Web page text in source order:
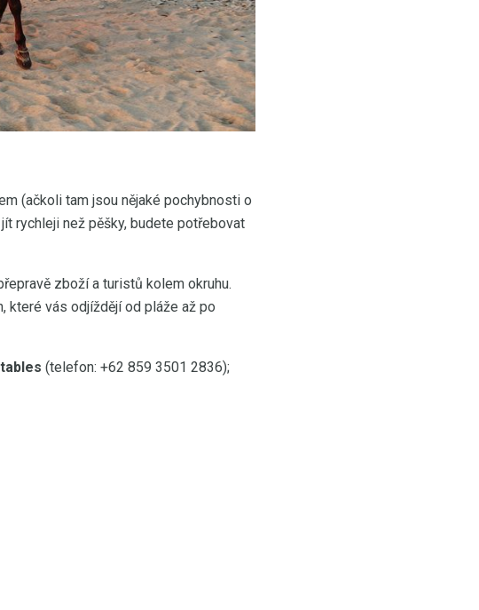
(ačkoli tam jsou nějaké pochybnosti o
rychleji než pěšky, budete potřebovat
zboží a turistů kolem okruhu.
které vás odjíždějí od pláže až po
(telefon: +62 859 3501 2836);